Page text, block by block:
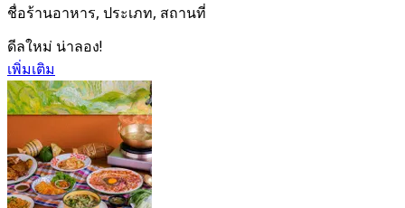
ชื่อร้านอาหาร, ประเภท, สถานที่
ดีลใหม่ น่าลอง!
เพิ่มเติม